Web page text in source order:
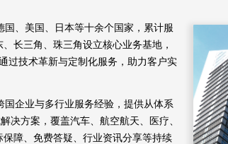
、美国、日本等十余个国家，累计服
长三角、珠三角设立核心业务基地，
过技术革新与定制化服务，助力客户实
国企业与多行业服务经验，提供从体系
决方案，覆盖汽车、航空航天、医疗、
障、免费答疑、行业资讯分享等持续